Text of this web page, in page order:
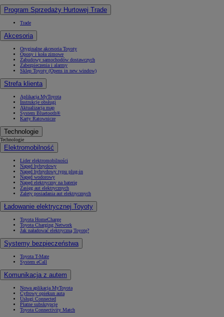
Program Sprzedaży Hurtowej Trade
Trade
Akcesoria
Oryginalne akcesoria Toyoty
Opony i koła zimowe
Zabudowy samochodów dostawczych
Zabezpieczenia i alarmy
Sklep Toyoty (Opens in new window)
Strefa klienta
Aplikacja MyToyota
Instrukcje obsługi
Aktualizacja map
System Bluetooth®
Karty Ratownicze
Technologie
Technologie
Elektromobilność
Lider elektromobilności
Napęd hybrydowy
Napęd hybrydowy typu plug-in
Napęd wodorowy
Napęd elektryczny na baterię
Zasięg aut elektrycznych
Zalety posiadania aut elektrycznych
Ładowanie elektrycznej Toyoty
Toyota HomeCharge
Toyota Charging Network
Jak naładować elektryczną Toyotę?
Systemy bezpieczeństwa
Toyota T-Mate
System eCall
Komunikacja z autem
Nowa aplikacja MyToyota
Cyfrowy opiekun auta
Usługi Connected
Płatne subskrypcje
Toyota Connectivity Match